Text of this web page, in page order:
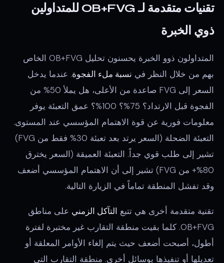
تقنيات متقدمة لـ OB+FVG للمتداولين
ذوي الخبرة
المتداولون ذوو الخبرة يحسنون تحليل OB+FVG الخاص
بهم من خلال النظر في نسبة ملء الفجوة. عندما يدخل
السعر إلى FVG صاعدة من الأعلى، هل يملأ 50% من
الفجوة قبل الارتداد؟ 75%؟ 100%؟ عمق التعبئة يوفر
معلومات فورية عن قوة الاهتمام المؤسسي عند المستوى.
التعبئة الضحلة (السعر يرتد بعد تعبئة 30% فقط من FVG)
تشير إلى طلب قوي جداً. التعبئة العميقة (السعر يخترق
80%+ من FVG) تشير إلى أن الاهتمام المؤسسي أضعف
وقد تفشل المنطقة تماماً في الزيارة التالية.
تقنية متقدمة أخرى هي تتبع التآكل الزمني على مناطق
OB+FVG. كلما بقيت منطقة التقارب غير مختبرة لفترة
أطول، أصبحت أضعف حيث يتم إلغاء الأوامر المعلقة أو
تعديلها أو تنفيذها بوسائل أخرى. منطقة التقارب التي